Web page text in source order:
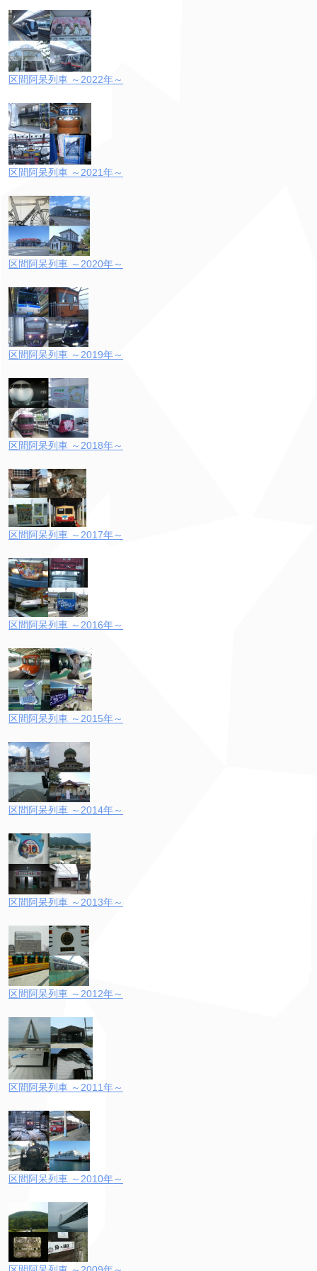
区間阿呆列車 ～2022年～
区間阿呆列車 ～2021年～
区間阿呆列車 ～2020年～
区間阿呆列車 ～2019年～
区間阿呆列車 ～2018年～
区間阿呆列車 ～2017年～
区間阿呆列車 ～2016年～
区間阿呆列車 ～2015年～
区間阿呆列車 ～2014年～
区間阿呆列車 ～2013年～
区間阿呆列車 ～2012年～
区間阿呆列車 ～2011年～
区間阿呆列車 ～2010年～